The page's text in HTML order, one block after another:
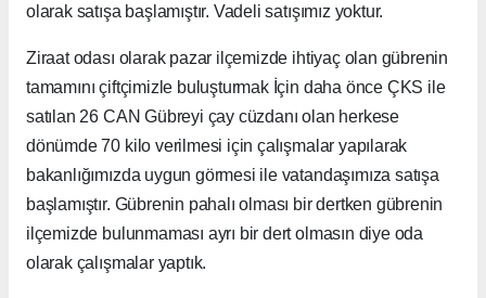
olarak satışa başlamıştır. Vadeli satışımız yoktur.
Ziraat odası olarak pazar ilçemizde ihtiyaç olan gübrenin
tamamını çiftçimizle buluşturmak İçin daha önce ÇKS ile
satılan 26 CAN Gübreyi çay cüzdanı olan herkese
dönümde 70 kilo verilmesi için çalışmalar yapılarak
bakanlığımızda uygun görmesi ile vatandaşımıza satışa
başlamıştır. Gübrenin pahalı olması bir dertken gübrenin
ilçemizde bulunmaması ayrı bir dert olmasın diye oda
olarak çalışmalar yaptık.